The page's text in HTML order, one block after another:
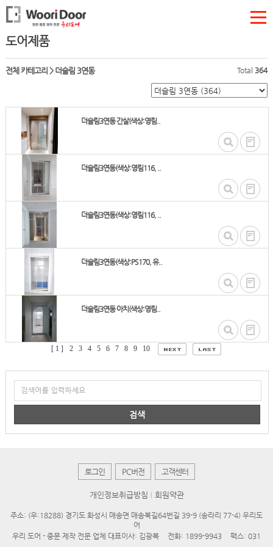
도어제품
전체 카테고리 > 더슬림 3연동 Total 364
더슬림3연동 간살(색상:영림..
더슬림3연동(색상:영림116, ..
더슬림3연동(색상:영림116, ..
더슬림3연동(색상:PS170, 유..
더슬림3연동 아치(색상:영림..
[ 1 ] 2 3 4 5 6 7 8 9 10
검색
로그인 PC버전 고객센터
개인정보취급방침 회원약관
주소: (우:18288) 경기도 화성시 매송면 매송북길64번길 39-9 (송라리 77-4) 우리도
어
우리 도어 - 중문 제작 전문 업체 대표이사: 김광복
전화: 1899-9943 팩스: 031